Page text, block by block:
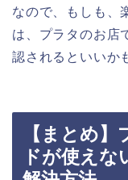
なので、もしも、
は、プラタのお店
認されるといいか
【まとめ
ドが使えな